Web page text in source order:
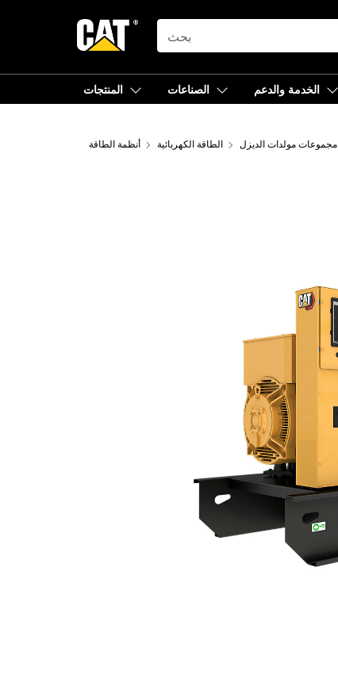
SEARCH
المنتجات الصناعات الخدمة والدعم
أنظمة الطاقة الطاقة الكهربائية مجموعات مولدات الديزل